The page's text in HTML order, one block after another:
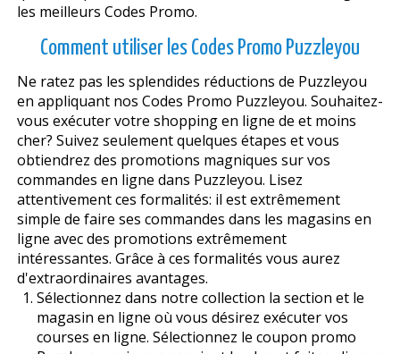
les meilleurs Codes Promo.
Comment utiliser les Codes Promo Puzzleyou
Ne ratez pas les splendides réductions de Puzzleyou
en appliquant nos Codes Promo Puzzleyou. Souhaitez-
vous exécuter votre shopping en ligne de et moins
cher? Suivez seulement quelques étapes et vous
obtiendrez des promotions magnifiques sur vos
commandes en ligne dans Puzzleyou. Lisez
attentivement ces formalités: il est extrêmement
simple de faire ses commandes dans les magasins en
ligne avec des promotions extrêmement
intéressantes. Grâce à ces formalités vous aurez
d'extraordinaires avantages.
Sélectionnez dans notre collection la section et le
magasin en ligne où vous désirez exécuter vos
courses en ligne. Sélectionnez le coupon promo